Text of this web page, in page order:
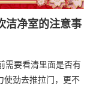
洁净室的注意事
需要看清里面是否有
使劲去推拉门，更不